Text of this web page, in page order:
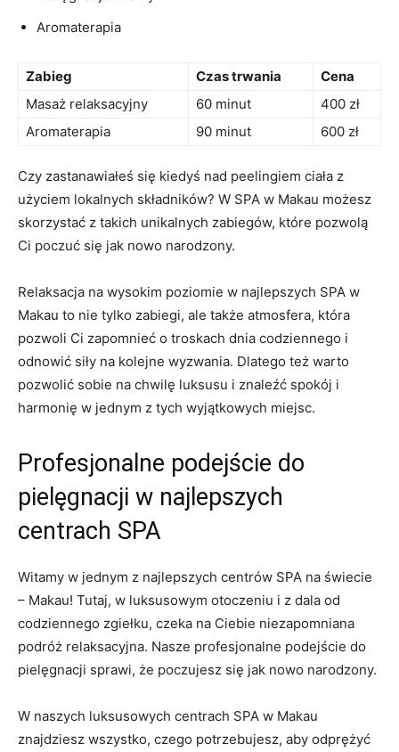
Aromaterapia
Zabieg Czas‌ trwania
Cena
Masaż relaksacyjny
60‌ minut
400 zł
Aromaterapia
90 minut 600 zł
Czy zastanawiałeś ‌się kiedyś nad peelingiem ciała z
użyciem⁣ lokalnych składników? W SPA w Makau możesz
skorzystać z takich unikalnych zabiegów, które pozwolą
Ci poczuć się jak nowo ⁤narodzony.
Relaksacja na wysokim poziomie w⁢ najlepszych SPA w
Makau to ‌nie tylko zabiegi,​ ale także atmosfera, która
pozwoli Ci⁣ zapomnieć o troskach ‌dnia codziennego i
odnowić siły na ⁢kolejne wyzwania. Dlatego też warto
pozwolić sobie na chwilę luksusu ‌i znaleźć spokój i
harmonię w jednym z tych ⁣wyjątkowych miejsc.
Profesjonalne podejście do
pielęgnacji w najlepszych
centrach SPA
Witamy w jednym z ​najlepszych centrów‌ SPA na ⁤świecie
– Makau! Tutaj, w luksusowym otoczeniu i z dala od
codziennego zgiełku, czeka na Ciebie ​niezapomniana
podróż relaksacyjna. Nasze profesjonalne podejście do
pielęgnacji ‌sprawi, że poczujesz się jak nowo​ narodzony.
W naszych luksusowych centrach SPA⁣ w Makau
znajdziesz wszystko, czego potrzebujesz,⁣ aby odprężyć